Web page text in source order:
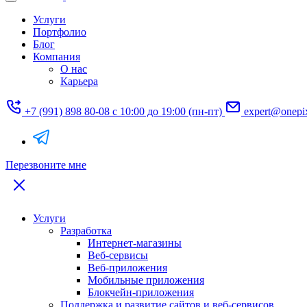
Услуги
Портфолио
Блог
Компания
О нас
Карьера
+7 (991) 898 80-08 с 10:00 до 19:00 (пн-пт)
Перезвоните мне
Услуги
Разработка
Интернет-магазины
Веб-сервисы
Веб-приложения
Мобильные приложения
Блокчейн-приложения
Поддержка и развитие сайтов и веб-сервисов